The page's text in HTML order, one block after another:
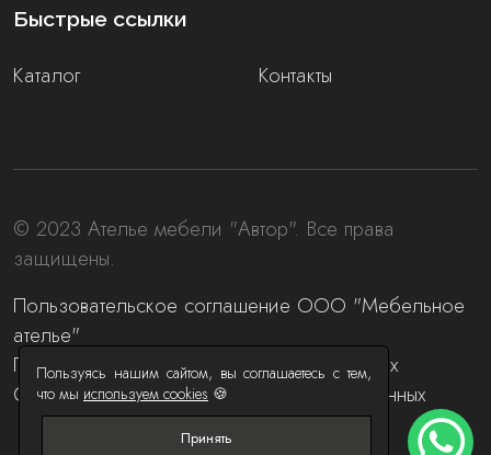
Быстрые ссылки
Каталог Контакты
© 2023 Ателье мебели "Автор". Все права
защищены.
Пользовательское соглашение ООО "Мебельное
ателье"
Политика обработки персональных данных
Согласие на обработку персональных данных
Пользуясь нашим сайтом, вы соглашаетесь с тем,
что мы используем cookies 🍪
Принять